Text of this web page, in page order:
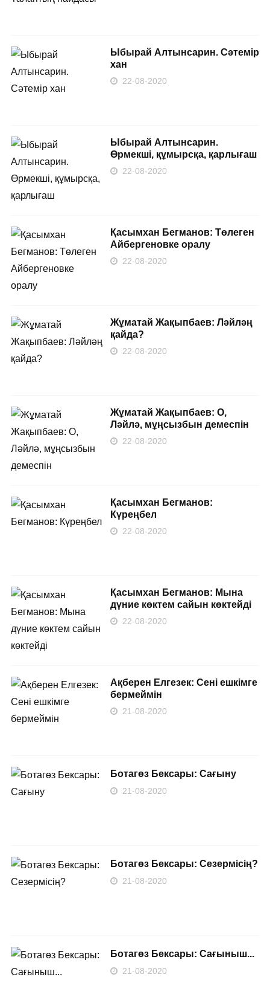
Ыбырай Алтынсарин. Сәтемір
хан
22-08-2020
Ыбырай Алтынсарин.
Өрмекші, құмырсқа, қарлығаш
22-08-2020
Қасымхан Бегманов: Төлеген
Айбергеновке оралу
22-08-2020
Жұматай Жақыпбаев: Ләйләң
қайда?
22-08-2020
Жұматай Жақыпбаев: О,
Ләйлә, мұңсызбын демеспін
22-08-2020
Қасымхан Бегманов:
Күреңбел
22-08-2020
Қасымхан Бегманов: Мына
дүние көктем сайын көктейді
22-08-2020
Ақберен Елгезек: Сені ешкімге
бермеймін
21-08-2020
Ботагөз Бексары: Сағыну
21-08-2020
Ботагөз Бексары: Сезермісің?
21-08-2020
Ботагөз Бексары: Сағыныш...
21-08-2020